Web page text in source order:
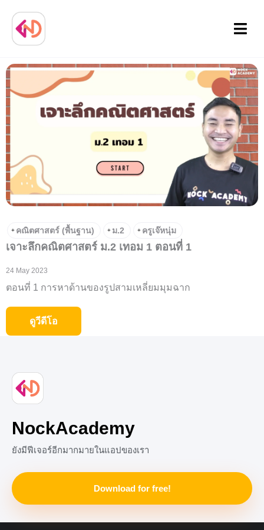
Menu
+ คณิตศาสตร์ (พื้นฐาน) + ม.2 + ครูเจ๊หนุ่ม
เจาะลึกคณิตศาสตร์ ม.2 เทอม 1 ตอนที่ 1
24 May 2023
ตอนที่ 1 การหาด้านของรูปสามเหลี่ยมมุมฉาก
ดูวีดีโอ
NockAcademy
ยังมีฟีเจอร์อีกมากมายในแอปของเรา
Download for free!